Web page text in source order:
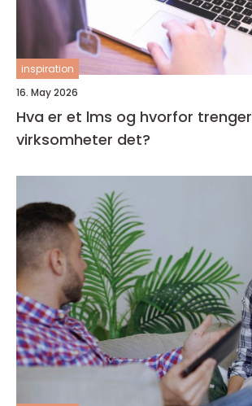
inspiration
16. May 2026
Hva er et lms og hvorfor trenger
virksomheter det?